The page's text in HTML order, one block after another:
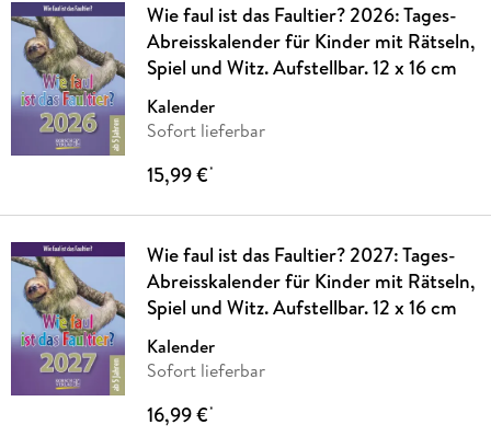
Wie faul ist das Faultier? 2026: Tages-
Abreisskalender für Kinder mit Rätseln,
Spiel und Witz. Aufstellbar. 12 x 16 cm
Kalender
Sofort lieferbar
15,99 €*
Wie faul ist das Faultier? 2027: Tages-
Abreisskalender für Kinder mit Rätseln,
Spiel und Witz. Aufstellbar. 12 x 16 cm
Kalender
Sofort lieferbar
16,99 €*